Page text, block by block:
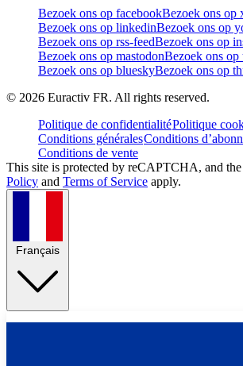
Bezoek ons op facebookBezoek ons op
Bezoek ons op linkedinBezoek ons op
Bezoek ons op rss-feedBezoek ons op
Bezoek ons op mastodonBezoek ons op
Bezoek ons op blueskyBezoek ons op
© 2026 Euractiv FR. All rights reserved.
Politique de confidentialitéPolitique
Conditions généralesConditions
Conditions de vente
This site is protected by reCAPTCHA, and
Policy and Terms of Service apply.
Français